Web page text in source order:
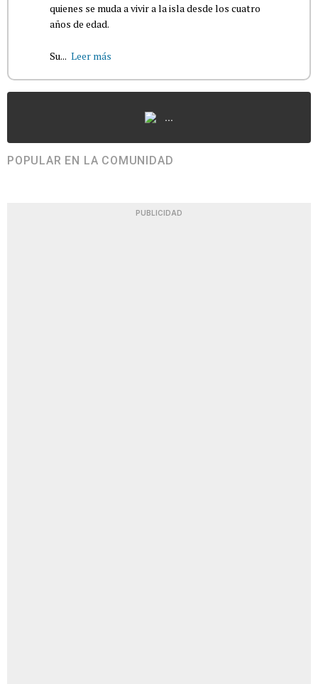
quienes se muda a vivir a la isla desde los cuatro
años de edad.
Su... Leer más
...
POPULAR EN LA COMUNIDAD
PUBLICIDAD